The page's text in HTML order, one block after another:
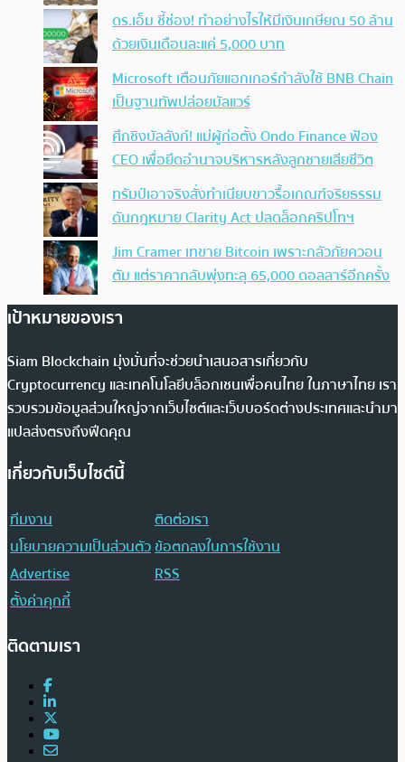
ดร.เอ็ม ชี้ช่อง! ทำอย่างไรให้มีเงินเกษียณ 50 ล้าน
ด้วยเงินเดือนละแค่ 5,000 บาท
Microsoft เตือนภัยแฮกเกอร์กำลังใช้ BNB Chain
เป็นฐานทัพปล่อยมัลแวร์
ศึกชิงบัลลังก์! แม่ผู้ก่อตั้ง Ondo Finance ฟ้อง
CEO เพื่อยึดอำนาจบริหารหลังลูกชายเสียชีวิต
ทรัมป์เอาจริง สั่งทำเนียบขาวรื้อเกณฑ์จริยธรรม
ดันกฎหมาย Clarity Act ปลดล็อกคริปโทฯ
Jim Cramer เทขาย Bitcoin เพราะกลัวภัยควอน
ตัม แต่ราคากลับพุ่งทะลุ 65,000 ดอลลาร์อีกครั้ง
เป้าหมายของเรา
Siam Blockchain มุ่งมั่นที่จะช่วยนำเสนอสารเกี่ยวกับ
Cryptocurrency และเทคโนโลยีบล็อกเชนเพื่อคนไทย ในภาษาไทย เรา
รวบรวมข้อมูลส่วนใหญ่จากเว็บไซต์และเว็บบอร์ดต่างประเทศและนำมา
แปลส่งตรงถึงฟีดคุณ
เกี่ยวกับเว็บไซต์นี้
ทีมงาน
ติดต่อเรา
นโยบายความเป็นส่วนตัวข้อตกลงในการใช้งาน
Advertise
RSS
ตั้งค่าคุกกี้
ติดตามเรา